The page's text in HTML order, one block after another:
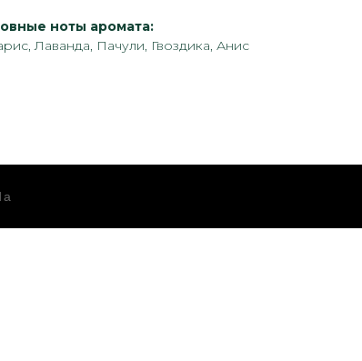
ноты аромата:
Лаванда, Пачули, Гвоздика, Анис